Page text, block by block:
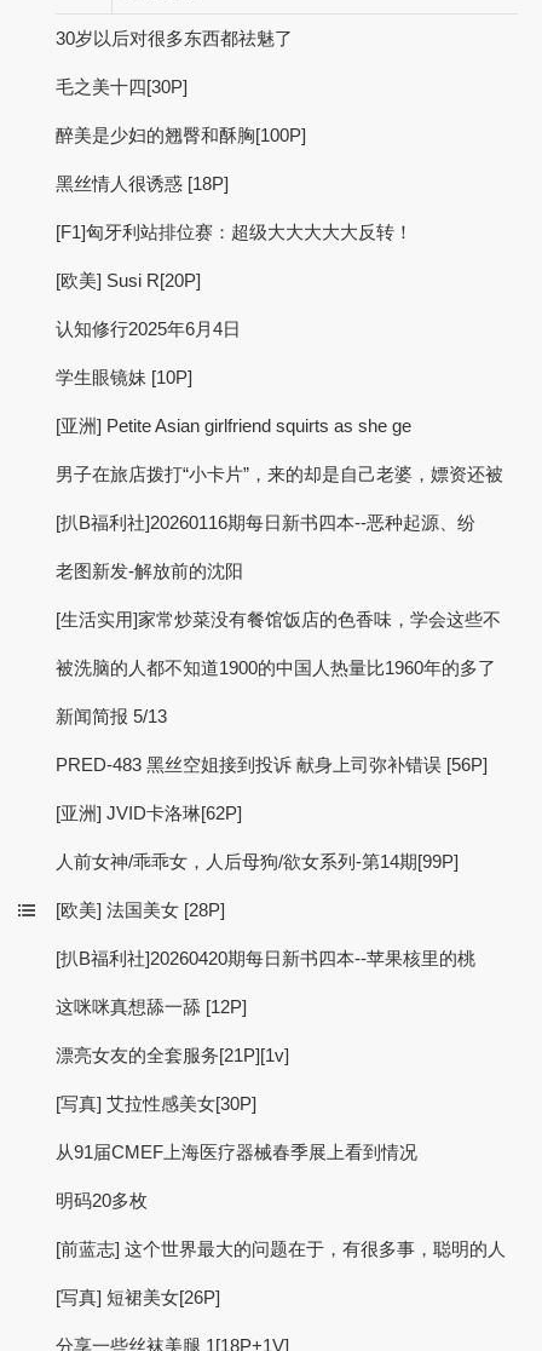
30岁以后对很多东西都祛魅了
毛之美十四[30P]
醉美是少妇的翘臀和酥胸[100P]
黑丝情人很诱惑 [18P]
[F1]匈牙利站排位赛：超级大大大大大反转！
[欧美] Susi R[20P]
认知修行2025年6月4日
学生眼镜妹 [10P]
[亚洲] Petite Asian girlfriend squirts as she ge
男子在旅店拨打“小卡片”，来的却是自己老婆，嫖资还被
[扒B福利社]20260116期每日新书四本--恶种起源、纷
老图新发-解放前的沈阳
[生活实用]家常炒菜没有餐馆饭店的色香味，学会这些不
被洗脑的人都不知道1900的中国人热量比1960年的多了
新闻简报 5/13
PRED-483 黑丝空姐接到投诉 献身上司弥补错误 [56P]
[亚洲] JVID卡洛琳[62P]
人前女神/乖乖女，人后母狗/欲女系列-第14期[99P]
[欧美] 法国美女 [28P]
[扒B福利社]20260420期每日新书四本--苹果核里的桃
这咪咪真想舔一舔 [12P]
漂亮女友的全套服务[21P][1v]
[写真] 艾拉性感美女[30P]
从91届CMEF上海医疗器械春季展上看到情况
明码20多枚
[前蓝志] 这个世界最大的问题在于，有很多事，聪明的人
[写真] 短裙美女[26P]
分享一些丝袜美腿 1[18P+1V]